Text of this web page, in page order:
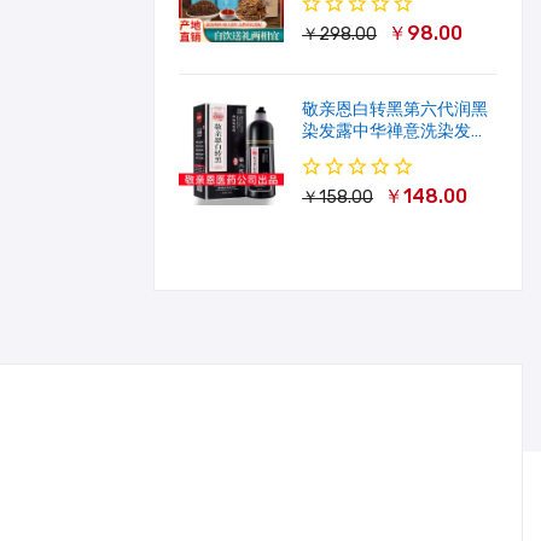
￥298.00 ￥98.00
敬亲恩白转黑第六代润黑
染发露中华禅意洗染发剂
一洗就黑500ml
￥158.00 ￥148.00